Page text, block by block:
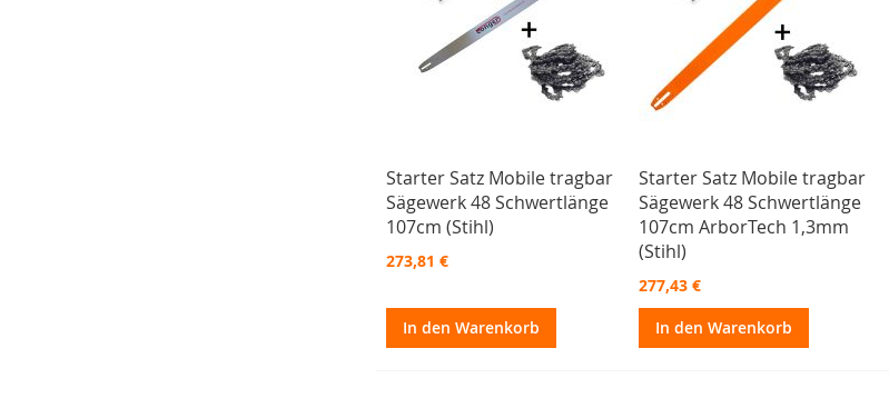
Starter Satz Mobile tragbar
Sägewerk 48 Schwertlänge
107cm (Stihl)
273,81 €
In den Warenkorb
Starter Satz Mobile tragbar
Sägewerk 48 Schwertlänge
107cm ArborTech 1,3mm
(Stihl)
277,43 €
In den Warenkorb